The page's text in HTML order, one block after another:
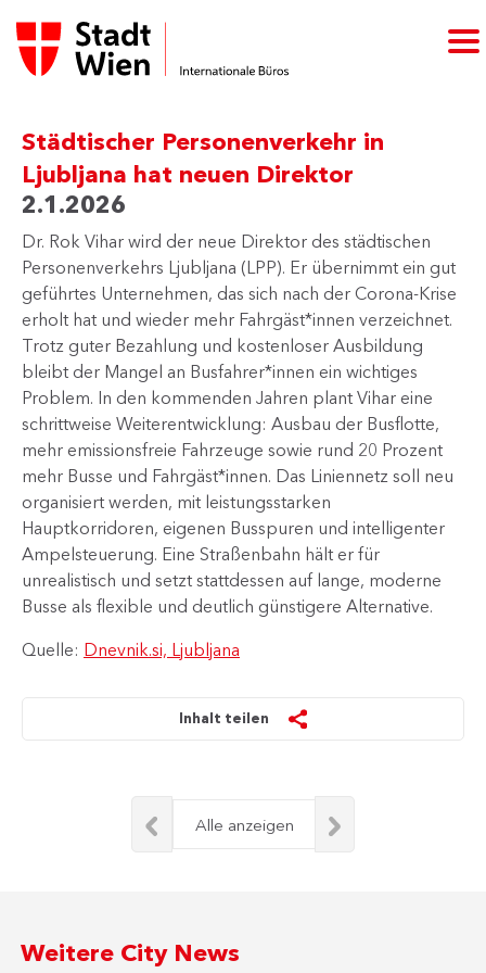
Städtischer Personenverkehr in
Ljubljana hat neuen Direktor
2.1.2026
​Dr. Rok Vihar wird der neue Direktor des städtischen
Personenverkehrs Ljubljana (LPP). Er übernimmt ein gut
geführtes Unternehmen, das sich nach der Corona-Krise
erholt hat und wieder mehr Fahrgäst*innen verzeichnet.
Trotz guter Bezahlung und kostenloser Ausbildung
bleibt der Mangel an Busfahrer*innen ein wichtiges
Problem.​ In den kommenden Jahren plant Vihar eine
schrittweise Weiterentwicklung: Ausbau der Busflotte,
mehr emissionsfreie Fahrzeuge sowie rund 20 Prozent
mehr Busse und Fahrgäst*innen. Das Liniennetz soll neu
organisiert werden, mit leistungsstarken
Hauptkorridoren, eigenen Busspuren und intelligenter
Ampelsteuerung. Eine Straßenbahn hält er für
unrealistisch und setzt stattdessen auf lange, moderne
Busse als flexible und deutlich günstigere Alternative.
Quelle: Dnevnik.si, Ljubljana
Inhalt teilen
Alle anzeigen
Weitere City News